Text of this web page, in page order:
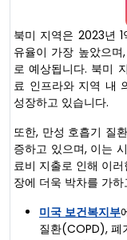
북미 지역은 2023년
유율이 가장 높았으
로 예상됩니다. 북미
료 인프라와 지역 내
성장하고 있습니다.
또한, 만성 호흡기 질
증하고 있으며, 이는
료비 지출로 인해 이
장에 더욱 박차를 가
미국 보건복지부
질환(COPD), 폐